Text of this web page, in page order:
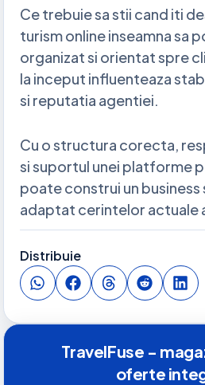
Ce trebuie sa stii cand iti
turism online inseamna sa
organizat si orientat spre
la inceput influenteaza
si reputatia agentiei.
Cu o structura corecta,
si suportul unei platforme
poate construi un business
adaptat cerintelor actuale
Distribuie
TravelFuse -
oferte